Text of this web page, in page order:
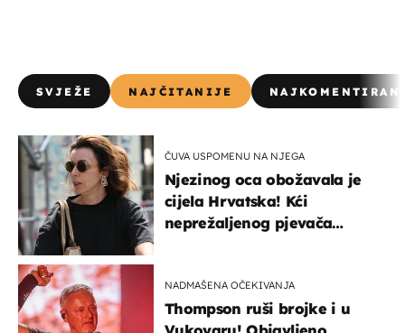
SVJEŽE NAJČITANIJE
ČUVA USPOMENU NA NJEGA
Njezinog oca obožavala je
cijela Hrvatska! Kći
neprežaljenog pjevača
NADMAŠENA OČEKIVANJA
Thompson ruši brojke i u